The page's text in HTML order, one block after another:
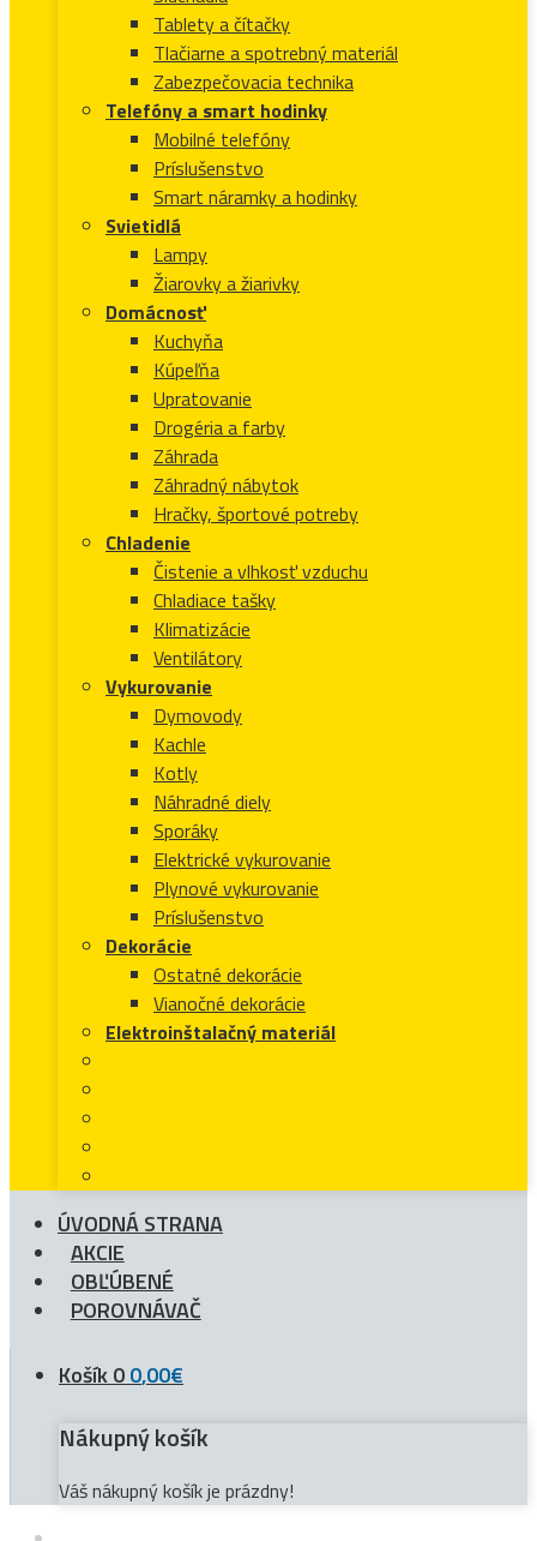
Tablety a čítačky
Tlačiarne a spotrebný materiál
Zabezpečovacia technika
Telefóny a smart hodinky
Mobilné telefóny
Príslušenstvo
Smart náramky a hodinky
Svietidlá
Lampy
Žiarovky a žiarivky
Domácnosť
Kuchyňa
Kúpeľňa
Upratovanie
Drogéria a farby
Záhrada
Záhradný nábytok
Hračky, športové potreby
Chladenie
Čistenie a vlhkosť vzduchu
Chladiace tašky
Klimatizácie
Ventilátory
Vykurovanie
Dymovody
Kachle
Kotly
Náhradné diely
Sporáky
Elektrické vykurovanie
Plynové vykurovanie
Príslušenstvo
Dekorácie
Ostatné dekorácie
Vianočné dekorácie
Elektroinštalačný materiál
ÚVODNÁ STRANA
AKCIE
OBĽÚBENÉ
POROVNÁVAČ
Košík00,00€
Nákupný košík
Váš nákupný košík je prázdny!